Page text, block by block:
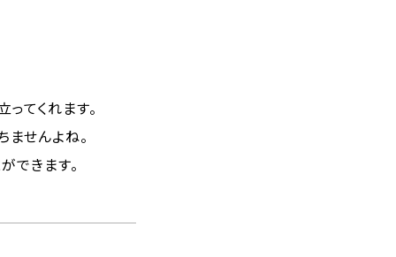
てくれます。
せんよね。
できます。